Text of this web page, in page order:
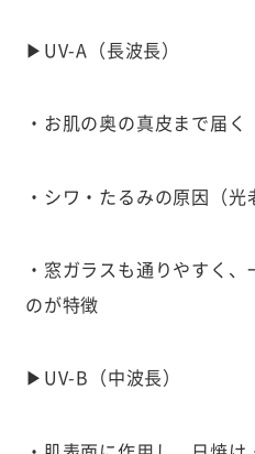
▶UV-A（長波長）
・お肌の奥の真皮まで届く
・シワ・たるみの原因（
・窓ガラスも通りやすく
のが特徴
▶UV-B（中波長）